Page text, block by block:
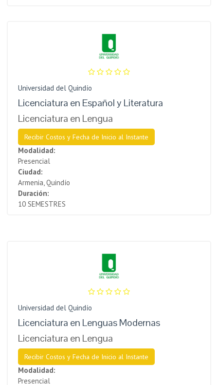
Universidad del Quindío
Licenciatura en Español y Literatura
Licenciatura en Lengua
Recibir Costos y Fecha de Inicio al Instante
Modalidad:
Presencial
Ciudad:
Armenia, Quindío
Duración:
10 SEMESTRES
Universidad del Quindío
Licenciatura en Lenguas Modernas
Licenciatura en Lengua
Recibir Costos y Fecha de Inicio al Instante
Modalidad:
Presencial